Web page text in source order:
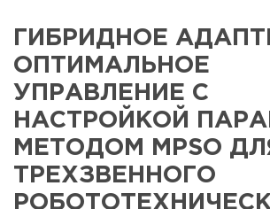
ГИБРИДНОЕ
ОПТИМАЛЬНОЕ
УПРАВЛЕНИЕ С
НАСТРОЙКОЙ
МЕТОДОМ MPSO
ТРЕХЗВЕННОГО